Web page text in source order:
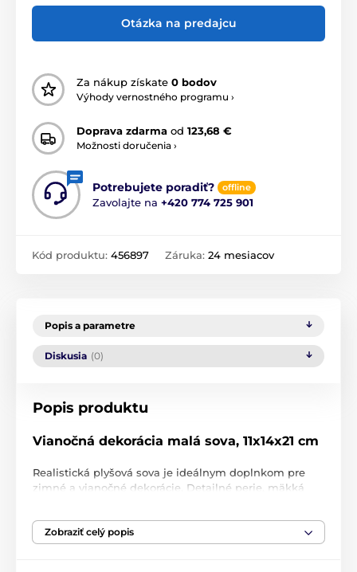
Otázka na predajcu
Za nákup získate 0 bodov
Výhody vernostného programu ›
Doprava zdarma od 123,68 €
Možnosti doručenia ›
Potrebujete poradiť? offline
Zavolajte na +420 774 725 901
Kód produktu: 456897 Záruka: 24 mesiacov
Popis a parametre
Diskusia (0)
Popis produktu
Vianočná dekorácia malá sova, 11x14x21 cm
Realistická plyšová sova je ideálnym doplnkom pre
zimné a vianočné dekorácie. Detailné perie, mäkká
prírody.
Každá sova má jedinečný výraz, ktorý dodáva súprave
Zobraziť celý popis